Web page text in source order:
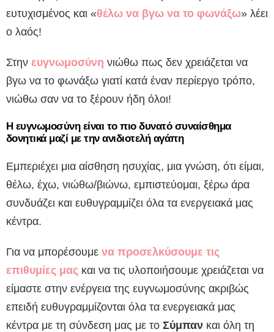
ευτυχισμένος και «θέλω να βγω να το φωνάξω» λέει
ο λαός!
Στην ευγνωμοσύνη νιώθω πως δεν χρειάζεται να
βγω να το φωνάξω γιατί κατά έναν περίεργο τρόπο,
νιώθω σαν να το ξέρουν ήδη όλοι!
Η ευγνωμοσύνη είναι το πιο δυνατό συναίσθημα
δονητικά μαζί με την ανιδιοτελή αγάπη
Εμπεριέχει μια αίσθηση ησυχίας, μια γνώση, ότι είμαι,
θέλω, έχω, νιώθω/βιώνω, εμπιστεύομαι, ξέρω άρα
συνδυάζει και ευθυγραμμίζει όλα τα ενεργειακά μας
κέντρα.
Για να μπορέσουμε να προσελκύσουμε τις
επιθυμίες μας και να τις υλοποιήσουμε χρειάζεται να
είμαστε στην ενέργεια της ευγνωμοσύνης ακριβώς
επειδή ευθυγραμμίζονται όλα τα ενεργειακά μας
κέντρα με τη σύνδεση μας με το Σύμπαν και όλη τη